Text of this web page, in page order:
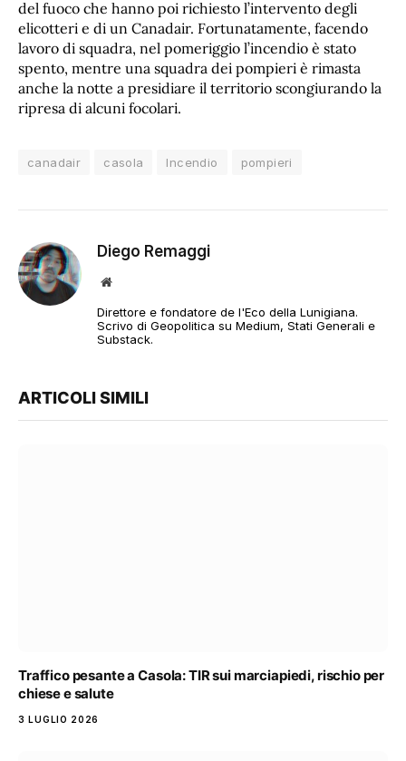
del fuoco che hanno poi richiesto l’intervento degli
elicotteri e di un Canadair. Fortunatamente, facendo
lavoro di squadra, nel pomeriggio l’incendio è stato
spento, mentre una squadra dei pompieri è rimasta
anche la notte a presidiare il territorio scongiurando la
ripresa di alcuni focolari.
canadair casola Incendio pompieri
Diego Remaggi
Sito
Direttore e fondatore de l'Eco della Lunigiana.
Scrivo di Geopolitica su Medium, Stati Generali e
Substack.
ARTICOLI SIMILI
Traffico pesante a Casola: TIR sui marciapiedi, rischio per
chiese e salute
3 LUGLIO 2026